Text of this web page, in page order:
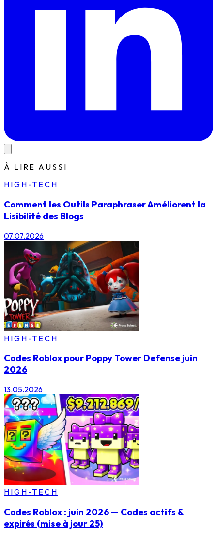
À LIRE AUSSI
HIGH-TECH
Comment les Outils Paraphraser Améliorent la
Lisibilité des Blogs
07.07.2026
HIGH-TECH
Codes Roblox pour Poppy Tower Defense juin
2026
13.05.2026
HIGH-TECH
Codes Roblox : juin 2026 — Codes actifs &
expirés (mise à jour 25)